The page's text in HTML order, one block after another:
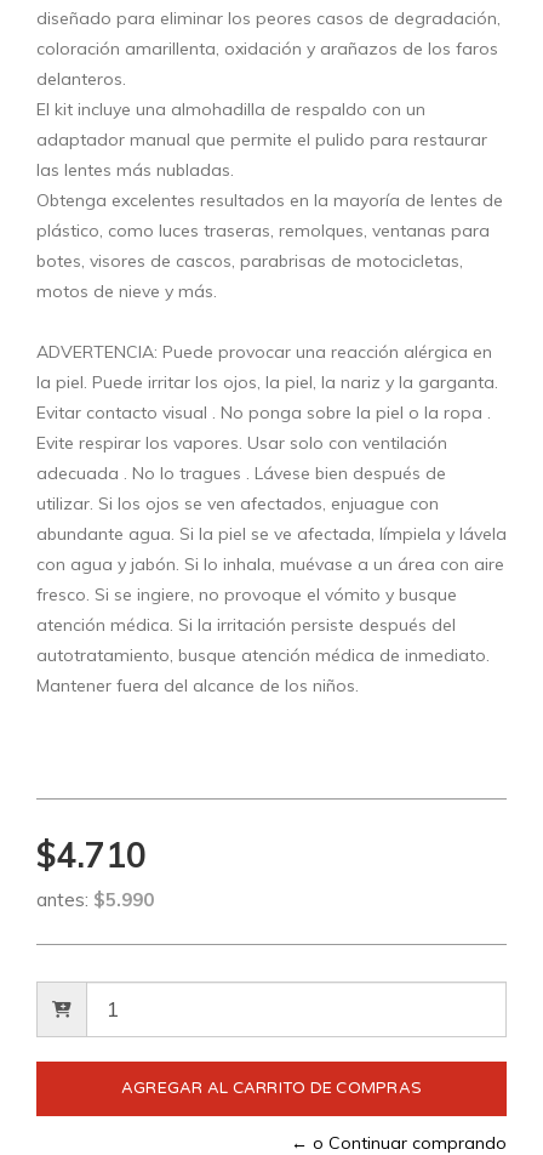
diseñado para eliminar los peores casos de degradación,
coloración amarillenta, oxidación y arañazos de los faros
delanteros.
El kit incluye una almohadilla de respaldo con un
adaptador manual que permite el pulido para restaurar
las lentes más nubladas.
Obtenga excelentes resultados en la mayoría de lentes de
plástico, como luces traseras, remolques, ventanas para
botes, visores de cascos, parabrisas de motocicletas,
motos de nieve y más.
ADVERTENCIA: Puede provocar una reacción alérgica en
la piel. Puede irritar los ojos, la piel, la nariz y la garganta.
Evitar contacto visual . No ponga sobre la piel o la ropa .
Evite respirar los vapores. Usar solo con ventilación
adecuada . No lo tragues . Lávese bien después de
utilizar. Si los ojos se ven afectados, enjuague con
abundante agua. Si la piel se ve afectada, límpiela y lávela
con agua y jabón. Si lo inhala, muévase a un área con aire
fresco. Si se ingiere, no provoque el vómito y busque
atención médica. Si la irritación persiste después del
autotratamiento, busque atención médica de inmediato.
Mantener fuera del alcance de los niños.
$4.710
antes: $5.990
← o Continuar comprando